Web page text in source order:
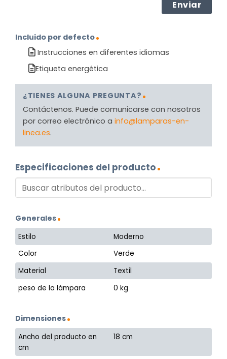
Incluido por defecto
Instrucciones en diferentes idiomas
Etiqueta energética
¿TIENES ALGUNA PREGUNTA?
Contáctenos. Puede comunicarse con nosotros
por correo electrónico a info@lamparas-en-
linea.es.
Especificaciones del producto
Generales
Estilo
Moderno
Color
Verde
Material
Textil
peso de la lámpara
0 kg
Dimensiones
Ancho del producto en
cm
18 cm